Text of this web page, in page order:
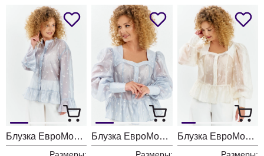
Блузка ЕвроМода 745 дымчато-голубой Блузка ЕвроМода 759 дымчато-голубой Блузка ЕвроМода 759 молочный